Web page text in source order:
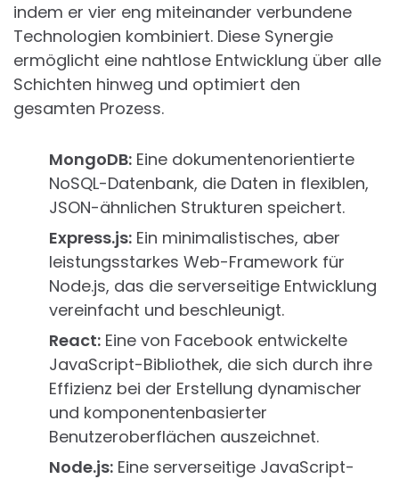
indem er vier eng miteinander verbundene
Technologien kombiniert. Diese Synergie
ermöglicht eine nahtlose Entwicklung über alle
Schichten hinweg und optimiert den
gesamten Prozess.
MongoDB: Eine dokumentenorientierte
NoSQL-Datenbank, die Daten in flexiblen,
JSON-ähnlichen Strukturen speichert.
Express.js: Ein minimalistisches, aber
leistungsstarkes Web-Framework für
Node.js, das die serverseitige Entwicklung
vereinfacht und beschleunigt.
React: Eine von Facebook entwickelte
JavaScript-Bibliothek, die sich durch ihre
Effizienz bei der Erstellung dynamischer
und komponentenbasierter
Benutzeroberflächen auszeichnet.
Node.js: Eine serverseitige JavaScript-